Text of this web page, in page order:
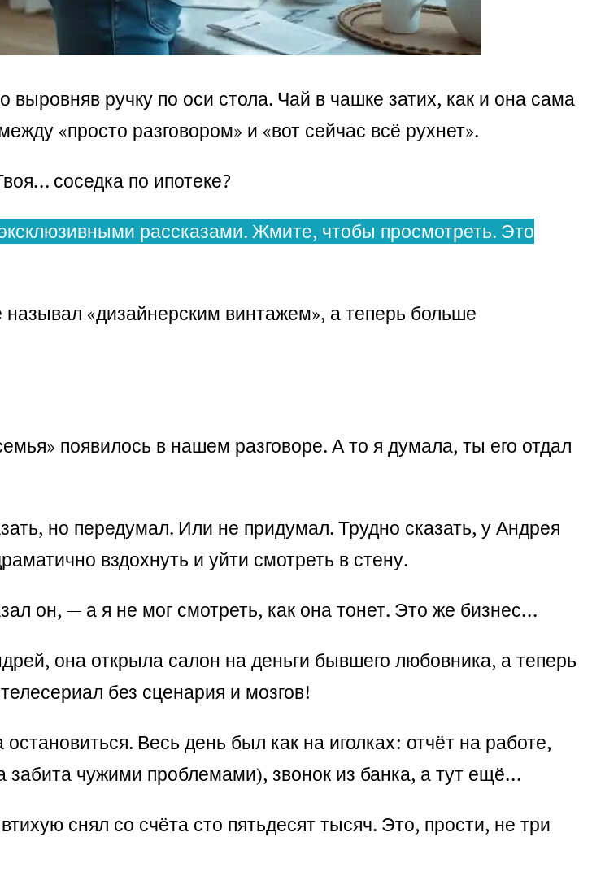
ручку по оси стола. Чай в чашке затих, как и она сама
«просто разговором» и «вот сейчас всё рухнет».
соседка по ипотеке?
рассказами. Жмите, чтобы просмотреть. Это
«дизайнерским винтажем», а теперь больше
появилось в нашем разговоре. А то я думала, ты его отдал
но передумал. Или не придумал. Трудно сказать, у Андрея
вздохнуть и уйти смотреть в стену.
он, — а я не мог смотреть, как она тонет. Это же бизнес…
она открыла салон на деньги бывшего любовника, а теперь
без сценария и мозгов!
Весь день был как на иголках: отчёт на работе,
забита чужими проблемами), звонок из банка, а тут ещё…
снял со счёта сто пятьдесят тысяч. Это, прости, не три